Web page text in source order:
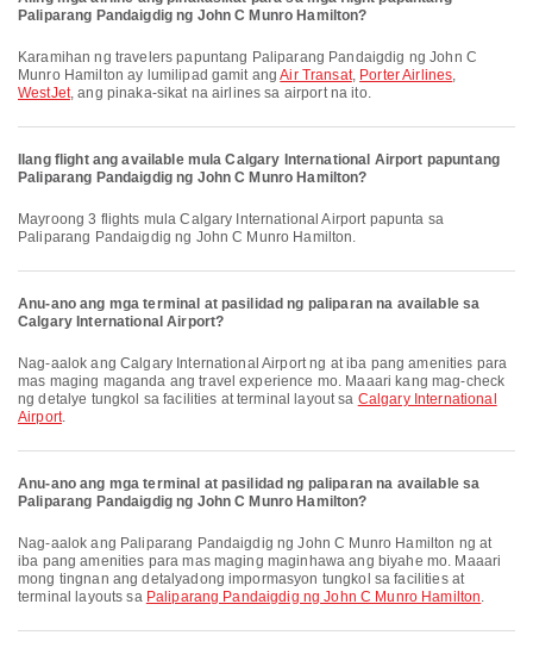
Paliparang Pandaigdig ng John C Munro Hamilton?
Karamihan ng travelers papuntang Paliparang Pandaigdig ng John C
Munro Hamilton ay lumilipad gamit angAir Transat, Porter Airlines,
WestJet, ang pinaka-sikat na airlines sa airport na ito.
Ilang flight ang available mula Calgary International Airport papuntang
Paliparang Pandaigdig ng John C Munro Hamilton?
Mayroong 3 flights mula Calgary International Airport papunta sa
Paliparang Pandaigdig ng John C Munro Hamilton.
Anu-ano ang mga terminal at pasilidad ng paliparan na available sa
Calgary International Airport?
Nag-aalok ang Calgary International Airport ng at iba pang amenities para
mas maging maganda ang travel experience mo. Maaari kang mag-check
ng detalye tungkol sa facilities at terminal layout sa Calgary International
Airport.
Anu-ano ang mga terminal at pasilidad ng paliparan na available sa
Paliparang Pandaigdig ng John C Munro Hamilton?
Nag-aalok ang Paliparang Pandaigdig ng John C Munro Hamilton ng at
iba pang amenities para mas maging maginhawa ang biyahe mo. Maaari
mong tingnan ang detalyadong impormasyon tungkol sa facilities at
terminal layouts sa Paliparang Pandaigdig ng John C Munro Hamilton.